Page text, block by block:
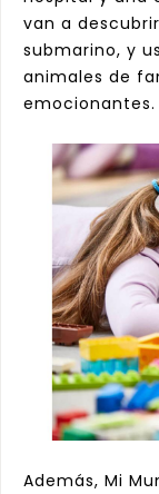
van a
submarino, y
animales de
emocionantes.
Además, Mi